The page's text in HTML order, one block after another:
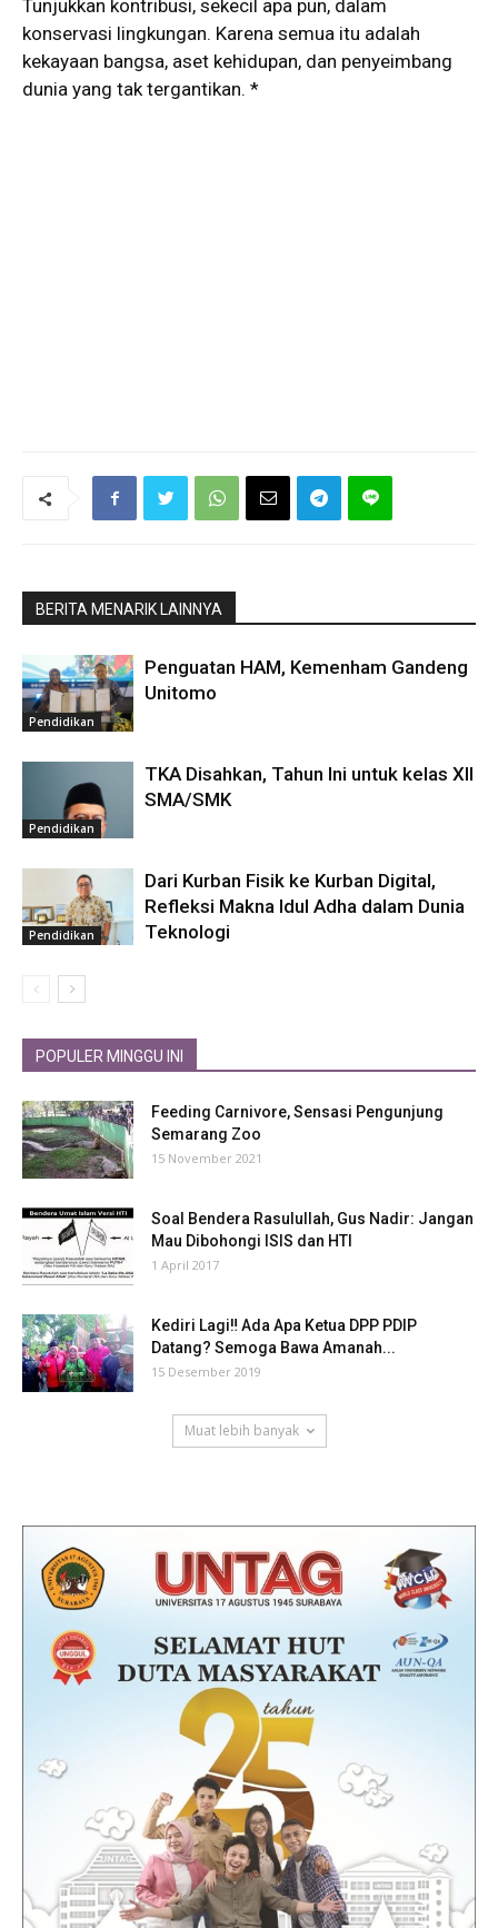
Tunjukkan kontribusi, sekecil apa pun, dalam
konservasi lingkungan. Karena semua itu adalah
kekayaan bangsa, aset kehidupan, dan penyeimbang
dunia yang tak tergantikan. *
BERITA MENARIK LAINNYA
Pendidikan
Penguatan HAM, Kemenham Gandeng
Unitomo
Pendidikan
TKA Disahkan, Tahun Ini untuk kelas XII
SMA/SMK
Pendidikan
Dari Kurban Fisik ke Kurban Digital,
Refleksi Makna Idul Adha dalam Dunia
Teknologi
POPULER MINGGU INI
Feeding Carnivore, Sensasi Pengunjung
Semarang Zoo
15 November 2021
Soal Bendera Rasulullah, Gus Nadir: Jangan
Mau Dibohongi ISIS dan HTI
1 April 2017
Kediri Lagi‼ Ada Apa Ketua DPP PDIP
Datang? Semoga Bawa Amanah...
15 Desember 2019
Muat lebih banyak